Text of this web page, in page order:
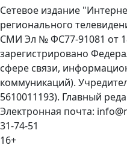
Сетевое издание
регионального
СМИ Эл № ФС77-91081 от
зарегистрировано
сфере связи,
коммуникаций).
5610011193). Главный
Электронная почта:
31-74-51
16+